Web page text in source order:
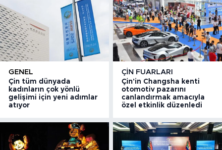
GENEL
Çin tüm dünyada
kadınların çok yönlü
gelişimi için yeni adımlar
atıyor
ÇIN FUARLARI
Çin'in Changsha kenti
otomotiv pazarını
canlandırmak amacıyla
özel etkinlik düzenledi